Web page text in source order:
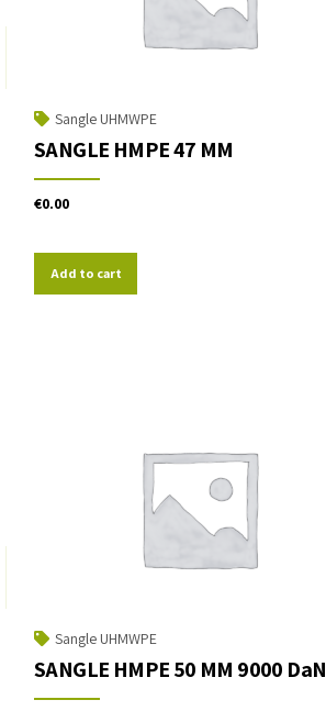
Sangle UHMWPE
SANGLE HMPE 47 MM
€0.00
Add to cart
Sangle UHMWPE
SANGLE HMPE 50 MM 9000 DaN